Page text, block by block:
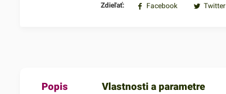
Zdieľať: Facebook Twitter
Popis Vlastnosti a parametre